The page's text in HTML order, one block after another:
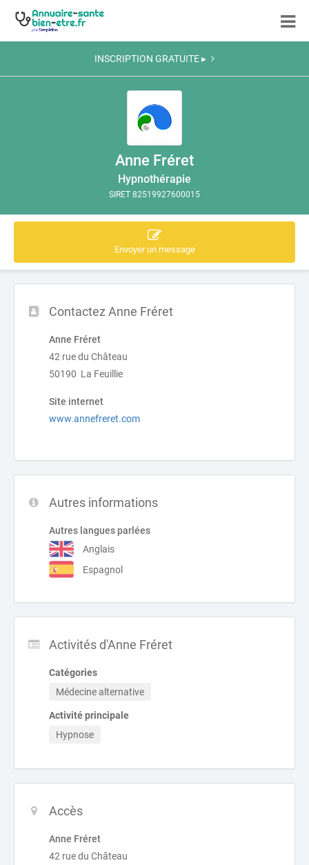
INSCRIPTION GRATUITE ▸
Anne Fréret
Hypnothérapie
SIRET 82519927600015
Envoyer un message
Contactez Anne Fréret
Anne Fréret
42 rue du Château
50190 La Feuillie
Site internet
www.annefreret.com
Autres informations
Autres langues parlées
Anglais
Espagnol
Activités d'Anne Fréret
Catégories
Médecine alternative
Activité principale
Hypnose
Accès
Anne Fréret
42 rue du Château